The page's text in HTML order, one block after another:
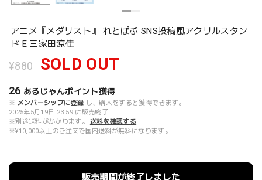
アニメ『メダリスト』 れとぽぷ SNS投稿風アクリルスタン
ド E 三家田涼佳
¥880 SOLD OUT
26 あるじゃんポイント獲得
※ メンバーシップに登録 し、購入をすると獲得できます。
2025年5月19日 23:59 に販売終了
※別途送料がかかります。
送料を確認する
※¥10,000以上のご注文で国内送料が無料になります。
販売期間が終了しました